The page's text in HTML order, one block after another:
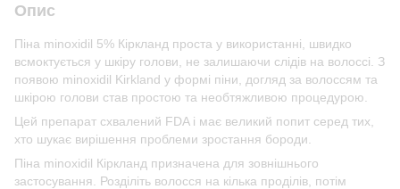
Опис
Піна minoxidil 5% Кіркланд проста у використанні, швидко
всмоктується у шкіру голови, не залишаючи слідів на волоссі. З
появою minoxidil Kirkland у формі піни, догляд за волоссям та
шкірою голови став простою та необтяжливою процедурою.
Цей препарат схвалений FDA і має великий попит серед тих,
хто шукає вирішення проблеми зростання бороди.
Піна minoxidil Кіркланд призначена для зовнішнього
застосування. Розділіть волосся на кілька проділів, потім